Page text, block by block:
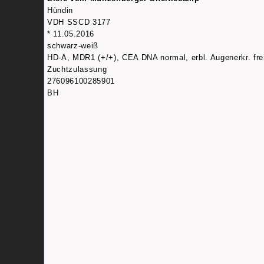
Hündin
VDH SSCD 3177
* 11.05.2016
schwarz-weiß
HD-A, MDR1 (+/+), CEA DNA normal, erbl. Augenerkr.
Zuchtzulassung
276096100285901
BH